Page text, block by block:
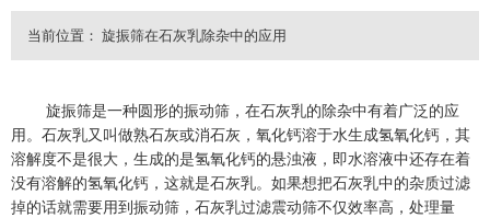
当前位置： 旋振筛在石灰乳除杂中的应用
旋振筛是一种圆形的振动筛，在石灰乳的除杂中有着广泛的应
用。石灰乳又叫做熟石灰或消石灰，氧化钙溶于水生成氢氧化钙，其
溶解度不是很大，生成的是氢氧化钙的悬浊液，即水溶液中还存在着
没有溶解的氢氧化钙，这就是石灰乳。如果想把石灰乳中的杂质过滤
掉的话就需要用到振动筛，石灰乳过滤震动筛不仅效率高，处理量